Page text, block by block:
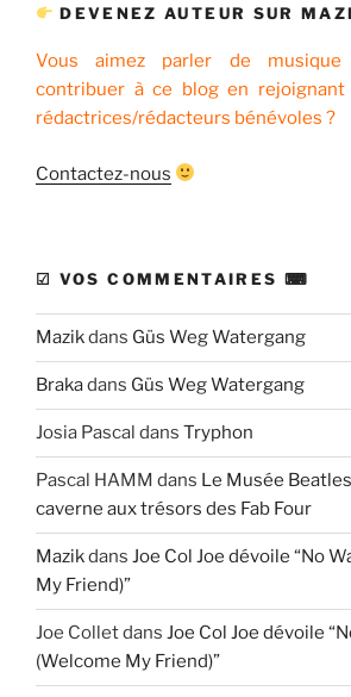
DEVENEZ AUTEUR SUR
Vous aimez parler de musique
contribuer à ce blog en
rédactrices/rédacteurs bénévoles ?
Contactez-nous
☑ VOS COMMENTAIRES ⌨
Mazikdans Güs Weg Watergang
Brakadans Güs Weg Watergang
Josia Pascal dans Tryphon
Pascal HAMM dans Le Musée
caverne aux trésors des Fab Four
Mazikdans Joe Col Joe dévoile “No
My Friend)”
Joe Colletdans Joe Col Joe dévoile
(Welcome My Friend)”